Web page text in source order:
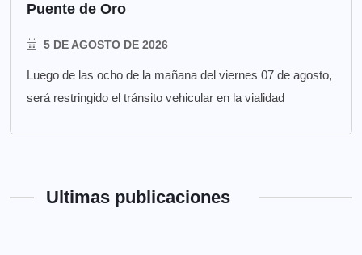
Puente de Oro
5 DE AGOSTO DE 2026
Luego de las ocho de la mañana del viernes 07 de agosto,
será restringido el tránsito vehicular en la vialidad
Ultimas publicaciones